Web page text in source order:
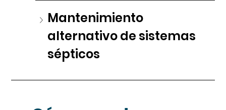
Mantenimiento
alternativo de sistemas
sépticos